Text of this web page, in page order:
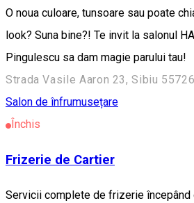
O noua culoare, tunsoare sau poate
look? Suna bine?! Te invit la salonul
Pingulescu sa dam magie parului tau!
Strada Vasile Aaron 23, Sibiu
Salon de înfrumusețare
Închis
Frizerie de Cartier
Servicii complete de frizerie